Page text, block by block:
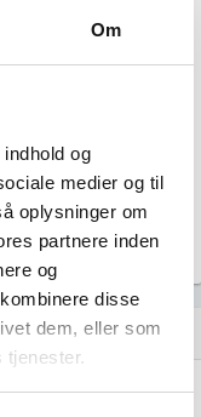
Om
og
medier og til
oplysninger om
partnere inden
og
disse
dem, eller som
tjenester.
data.
pr. år